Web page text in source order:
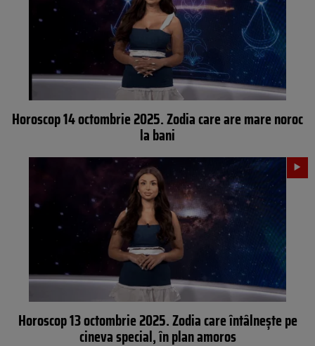
Horoscop 14 octombrie 2025. Zodia care are mare noroc
la bani
Horoscop 13 octombrie 2025. Zodia care întâlnește pe
cineva special, în plan amoros